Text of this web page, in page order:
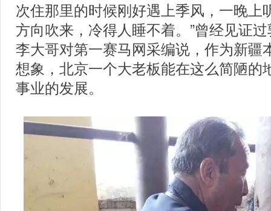
次住那里的时候刚好遇上季风，一晚上
方向吹来，冷得人睡不着。”曾经见证
李大哥对第一赛马网采编说，作为新疆
想象，北京一个大老板能在这么简陋的
事业的发展。